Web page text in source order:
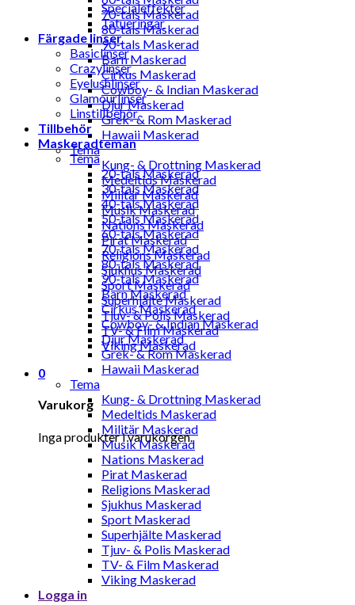
70-tals Maskerad
80-tals Maskerad
90-tals Maskerad
Barn Maskerad
Cirkus Maskerad
Cowboy- & Indian Maskerad
Djur Maskerad
Grek- & Rom Maskerad
Hawaii Maskerad
Tema
Kung- & Drottning Maskerad
Medeltids Maskerad
Militär Maskerad
Musik Maskerad
Nations Maskerad
Pirat Maskerad
Religions Maskerad
Sjukhus Maskerad
Sport Maskerad
Superhjälte Maskerad
Tjuv- & Polis Maskerad
TV- & Film Maskerad
Viking Maskerad
0
Varukorg
Inga produkter i varukorgen.
Specialeffekter
Tatueringar
Färgade linser
Basiclinser
Crazylinser
Eyelushlinser
Glamourlinser
Linstillbehör
Tillbehör
Maskeradteman
Tema
20-tals Maskerad
30-tals Maskerad
40-tals Maskerad
50-tals Maskerad
60-tals Maskerad
70-tals Maskerad
80-tals Maskerad
90-tals Maskerad
Barn Maskerad
Cirkus Maskerad
Cowboy- & Indian Maskerad
Djur Maskerad
Grek- & Rom Maskerad
Hawaii Maskerad
Tema
Kung- & Drottning Maskerad
Medeltids Maskerad
Militär Maskerad
Musik Maskerad
Nations Maskerad
Pirat Maskerad
Religions Maskerad
Sjukhus Maskerad
Sport Maskerad
Superhjälte Maskerad
Tjuv- & Polis Maskerad
TV- & Film Maskerad
Viking Maskerad
Logga in